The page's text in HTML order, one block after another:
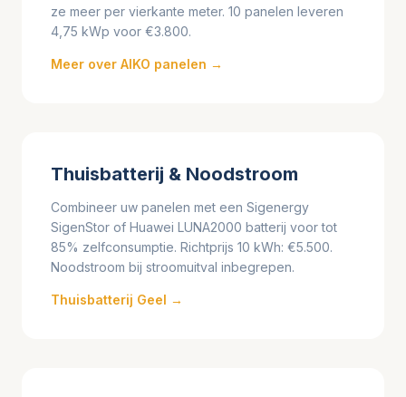
ze meer per vierkante meter. 10 panelen leveren
4,75 kWp voor €3.800.
Meer over AIKO panelen →
Thuisbatterij & Noodstroom
Combineer uw panelen met een Sigenergy
SigenStor of Huawei LUNA2000 batterij voor tot
85% zelfconsumptie. Richtprijs 10 kWh: €5.500.
Noodstroom bij stroomuitval inbegrepen.
Thuisbatterij Geel →